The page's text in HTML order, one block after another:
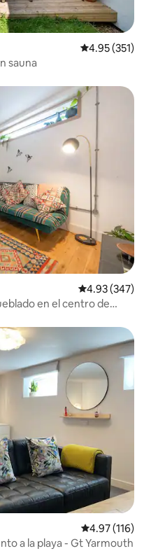
Calificación
4.95 (351)
sauna
Calificación
4.93 (347)
en el centro de
Calificación
4.97 (116)
a la playa - Gt Yarmouth